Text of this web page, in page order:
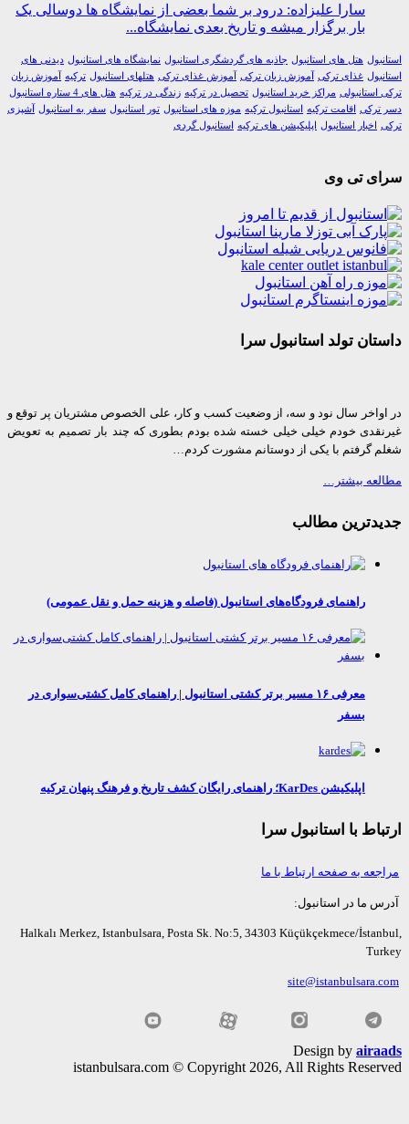
سارا علیزاده: درود بر شما بعضی از نمایشگاه ها دوسالی یک
بار برگزار میشه و تاریخ بعدی نمایشگاه...
هتل های استانبول جاذبه های گردشگری استانبول نمایشگاه های استانبول دیدنی های
غذای ترکی آموزش زبان ترکی آموزش غذای ترکی هتلهای استانبول ترکیه آموزش زبان
مراکز خرید استانبول تحصیل در ترکیه زندگی در ترکیه
هتل های 4 ستاره استانبول
اقامت ترکیه استانبول ترکیه موزه های استانبول تور استانبول سفر به استانبول آشپزی
اخبار استانبول اپلیکیشن های ترکیه استانبول گردی
تی وی
تولد استانبول سرا
سال نود و سه، از وضعیت کسب و کار، علی الخصوص مشتریان پر توقع و
خودم خیلی خیلی خسته شده بودم بطوری که چند بار تصمیم به تعویض
گرفتم با یکی از دوستانم مشورت کردم…
بیشتر…
مطالب
راهنمای فرودگاه‌های استانبول (فاصله و هزینه حمل و نقل عمومی)
معرفی ۱۶ مسیر برتر کشتی استانبول | راهنمای کامل کشتی‌سواری در
اپلیکیشن KarDes؛ راهنمای رایگان کشف تاریخ و فرهنگ پنهان ترکیه
با استانبول سرا
به صفحه ارتباط با ما
ما در استانبول:
Halkalı Merkez, Istanbulsara, Posta Sk. No:5, 34303 Küçükçekmece/
Design by
istanbulsara.com © Copyright 2026, All Rights